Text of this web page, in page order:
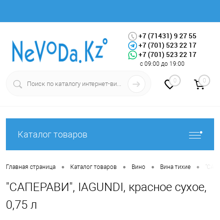
Вход Регистрация
+7 (71431) 9 27 55
+7 (701) 523 22 17
+7 (701) 523 22 17
с 09:00 до 19:00
0 0
Каталог товаров
Главная страница • Каталог товаров • Вино • Вина тихие •
"САПЕРАВИ", IAGUNDI, красное сухое,
0,75 л